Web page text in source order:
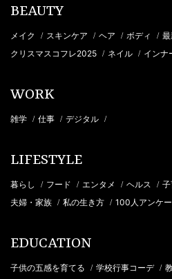
BEAUTY
メイク / スキンケア / ヘア / ボディ /
クリスマスコフレ2025 / ネイル / インナ
WORK
雑学 / 仕事 / デジタル /
LIFESTYLE
暮らし / フード / エンタメ / ヘルス / 子
夫婦・家族 / 私の生き方 / 100人アンケー
EDUCATION
子供の五感を育てる / 学校行事コーデ /